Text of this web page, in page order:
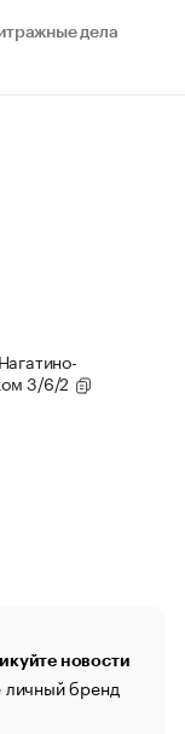
дела
3/6/2
новости
личный бренд